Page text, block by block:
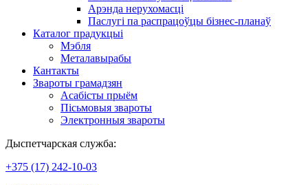
Арэнда нерухомасці
Паслугі па распрацоўцы бізнес-планаў
Каталог прадукцыі
Мэбля
Металавырабы
Кантакты
Звароты грамадзян
Асабісты прыём
Пісьмовыя звароты
Электронныя звароты
Дыспетчарская служба:
+375 (17) 242-10-03